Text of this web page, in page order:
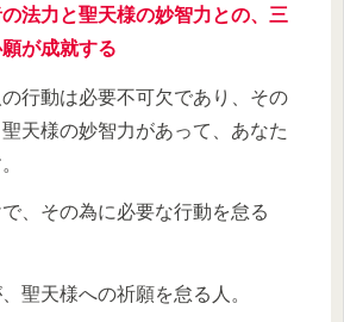
法力と聖天様の妙智力との、三
が成就する
行動は必要不可欠であり、その
聖天様の妙智力があって、あなた
、その為に必要な行動を怠る
聖天様への祈願を怠る人。